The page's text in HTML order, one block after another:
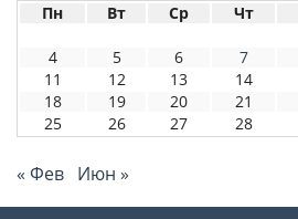
Пн Вт Ср Чт
4
5 6 7
11
12 13 14
18
19 20 21
25
26 27 28
« Фев Июн »